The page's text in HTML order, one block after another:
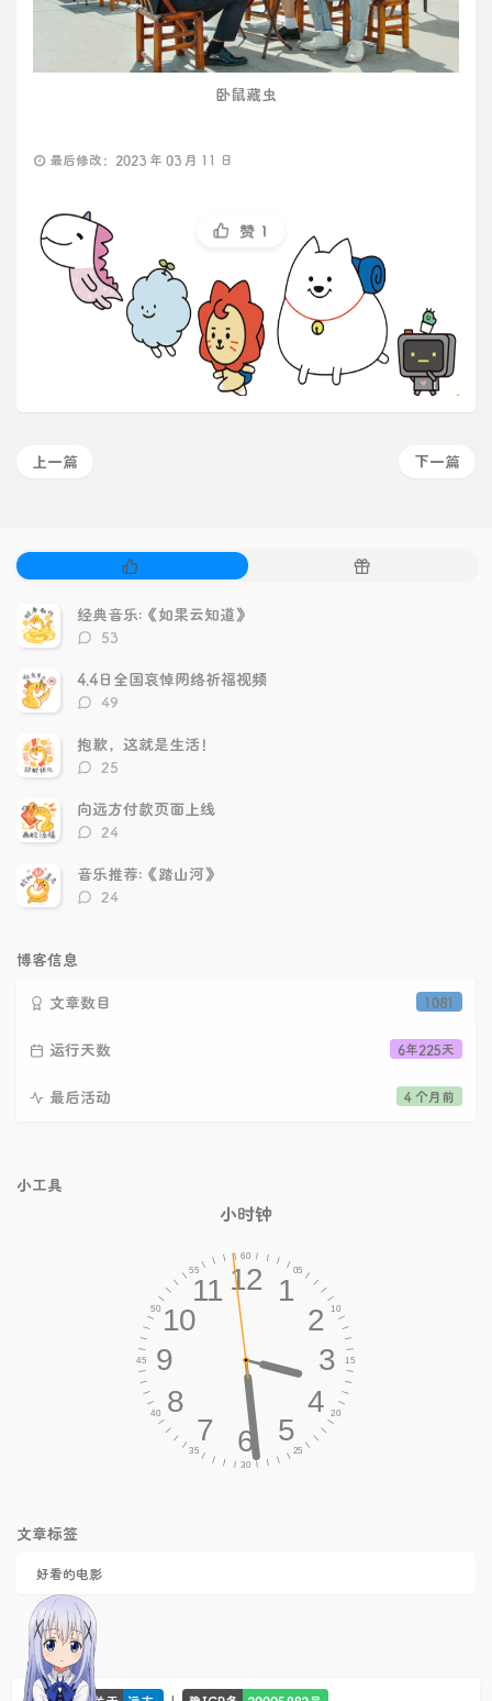
卧鼠藏虫
最后修改：2023 年 03 月 11 日
赞 1
下一篇
上一篇
门
文
章
随
经典音乐:《如果云知道》
评
数：
53
4.4日全国哀悼网络祈福视频
评
数：
49
抱歉，这就是生活！
评
数：
25
向远方付款页面上线
评
数：
24
音乐推荐:《踏山河》
评
24
博客信息
1081
文章数目
6年225天
运行天数
4 个月前
最后活动
小工具
小时钟
文章标签
好看的电影